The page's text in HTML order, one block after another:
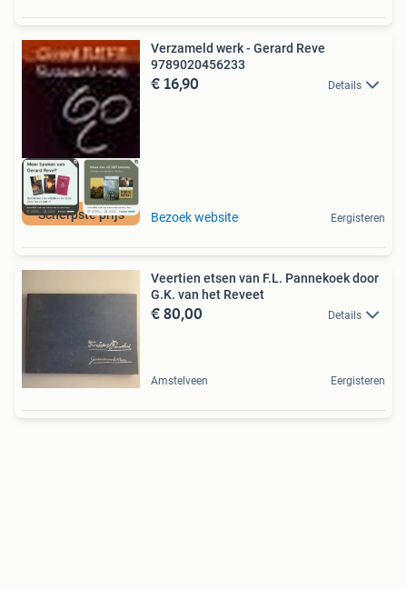
Scherpste prijs
Verzameld werk - Gerard Reve
9789020456233
€ 16,90 Details
Bezoek website Eergisteren
Veertien etsen van F.L. Pannekoek door
G.K. van het Reveet
€ 80,00 Details
Amstelveen Eergisteren